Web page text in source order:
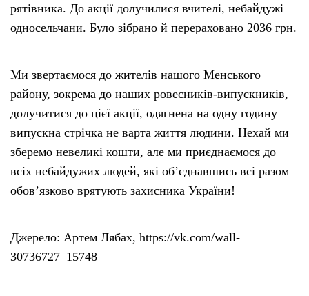
рятівника. До акції долучилися вчителі, небайдужі
односельчани. Було зібрано й перераховано 2036 грн.
Ми звертаємося до жителів нашого Менського
району, зокрема до наших ровесників-випускників,
долучитися до цієї акції, одягнена на одну годину
випускна стрічка не варта життя людини. Нехай ми
зберемо невеликі кошти, але ми приєднаємося до
всіх небайдужих людей, які об’єднавшись всі разом
обов’язково врятують захисника України!
Джерело: Артем Лябах, https://vk.com/wall-
30736727_15748